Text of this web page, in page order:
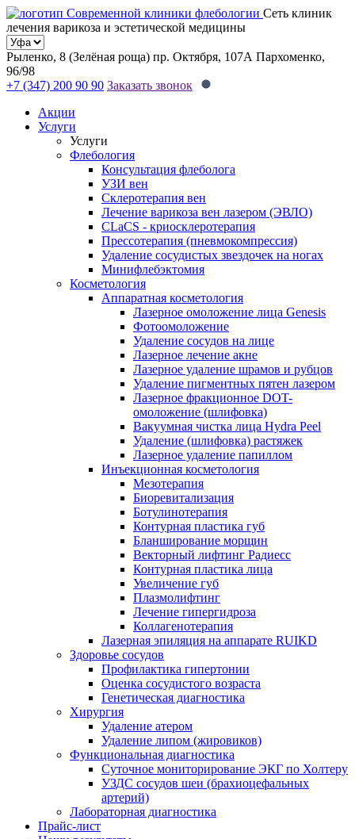
Сеть клиник
лечения варикоза и эстетической медицины
Рыленко, 8 (Зелёная роща) пр. Октября, 107А Пархоменко,
96/98
+7 (347) 200 90 90 Заказать звонок
Акции
Услуги
Услуги
Флебология
Консультация флеболога
УЗИ вен
Склеротерапия вен
Лечение варикоза вен лазером (ЭВЛО)
CLaCS - криосклеротерапия
Прессотерапия (пневмокомпрессия)
Удаление сосудистых звездочек на ногах
Минифлебэктомия
Косметология
Аппаратная косметология
Лазерное омоложение лица Genesis
Фотоомоложение
Удаление сосудов на лице
Лазерное лечение акне
Лазерное удаление шрамов и рубцов
Удаление пигментных пятен лазером
Лазерное фракционное DOT-
омоложение (шлифовка)
Вакуумная чистка лица Hydra Peel
Удаление (шлифовка) растяжек
Лазерное удаление папиллом
Инъекционная косметология
Мезотерапия
Биоревитализация
Ботулинотерапия
Контурная пластика губ
Бланширование морщин
Векторный лифтинг Радиесс
Контурная пластика лица
Увеличение губ
Плазмолифтинг
Лечение гипергидроза
Коллагенотерапия
Лазерная эпиляция на аппарате RUIKD
Здоровье сосудов
Профилактика гипертонии
Оценка сосудистого возраста
Генетическая диагностика
Хирургия
Удаление атером
Удаление липом (жировиков)
Функциональная диагностика
Суточное мониторирование ЭКГ по Холтеру
УЗДС сосудов шеи (брахиоцефальных
артерий)
Лабораторная диагностика
Прайс-лист